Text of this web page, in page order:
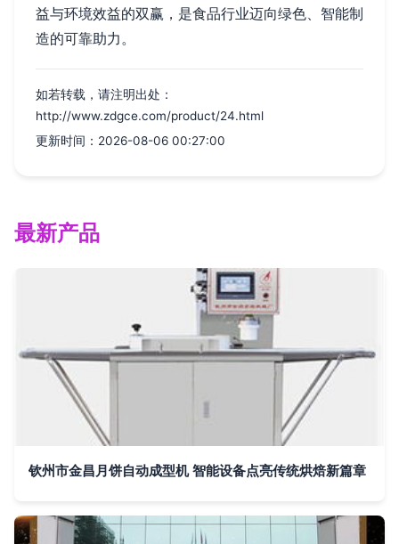
益与环境效益的双赢，是食品行业迈向绿色、智能制
造的可靠助力。
如若转载，请注明出处：
http://www.zdgce.com/product/24.html
更新时间：2026-08-06 00:27:00
最新产品
钦州市金昌月饼自动成型机 智能设备点亮传统烘焙新篇章